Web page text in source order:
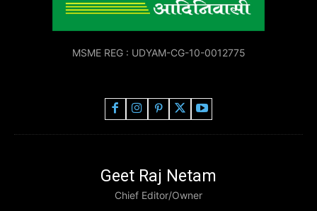
MSME REG : UDYAM-CG-10-0012775
Geet Raj Netam
Chief Editor/Owner